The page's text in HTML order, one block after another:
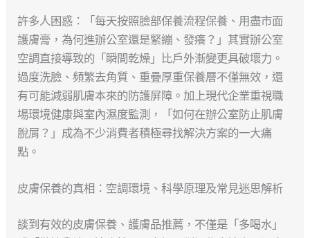
許多人困惑：「每天按照臉部保養流程保養、用盡市面
護膚膏，為何進辦公室還是緊繃、發癢？」其實辦公室
空調直接導致的「瞬間乾燥」比戶外漸變更具破壞力。
過度洗臉、頻繁去角質、重疊厚重保養層不僅無效，還
有可能減弱肌膚本來的防護屏障。加上現代企業重視職
場環境健康與室內濕度監測，「如何在辦公室防止肌膚
脫屑？」成為不少消費者積極尋找解決方案的一大痛
點。
皮膚保養的真相：空調環境、科學原理及常見迷思解析
談到有效的皮膚保養、護膚品推薦，不僅是「多喝水」